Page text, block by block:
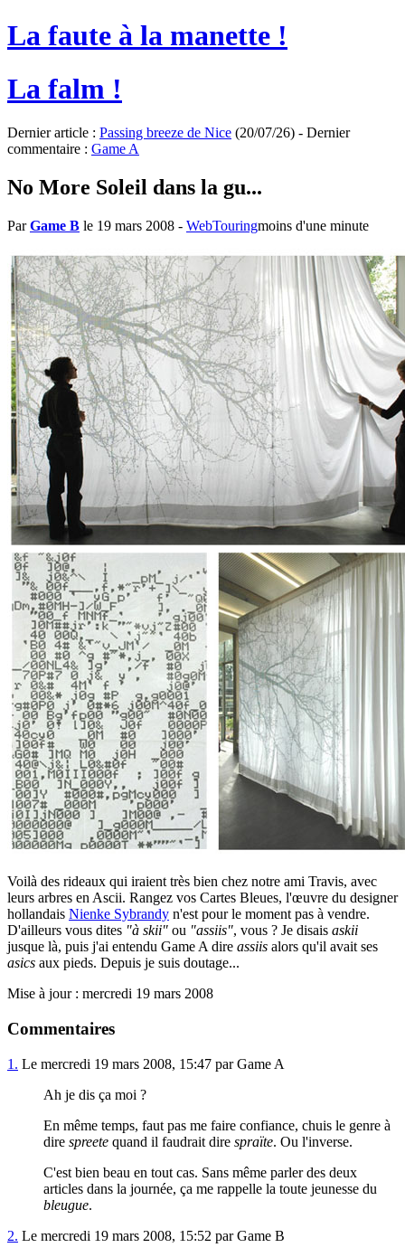
La faute à la manette !
La falm !
Dernier article : Passing breeze de Nice (20/07/26) - Dernier
commentaire : Game A
No More Soleil dans la gu...
ParGame B le 19 mars 2008 - WebTouringmoins d'une minute
Voilà des rideaux qui iraient très bien chez notre ami Travis, avec
leurs arbres en Ascii. Rangez vos Cartes Bleues, l'œuvre du designer
hollandais Nienke Sybrandy n'est pour le moment pas à vendre.
D'ailleurs vous dites "à skii" ou "assiis", vous ? Je disais askii
jusque là, puis j'ai entendu Game A dire assiis alors qu'il avait ses
asics aux pieds. Depuis je suis doutage...
Mise à jour : mercredi 19 mars 2008
Commentaires
1. Le mercredi 19 mars 2008, 15:47 par Game A
Ah je dis ça moi ?
En même temps, faut pas me faire confiance, chuis le genre à
dire spreete quand il faudrait dire spraïte. Ou l'inverse.
C'est bien beau en tout cas. Sans même parler des deux
articles dans la journée, ça me rappelle la toute jeunesse du
bleugue.
2. Le mercredi 19 mars 2008, 15:52 par Game B